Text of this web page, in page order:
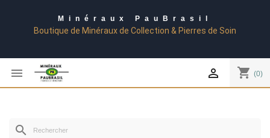
Minéraux PauBrasil
Boutique de Minéraux de Collection & Pierres de Soin
 shopping_cart (0)

search